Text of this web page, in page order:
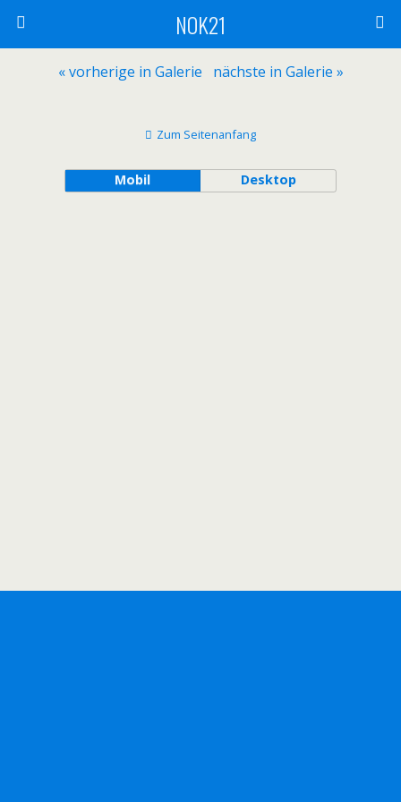
NOK21
« vorherige in Galerie nächste in Galerie »
Zum Seitenanfang
Mobil Desktop